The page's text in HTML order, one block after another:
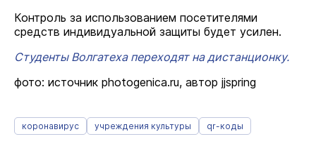
Контроль за использованием посетителями
средств индивидуальной защиты будет усилен.
Студенты Волгатеха переходят на дистанционку.
фото: источник photogenica.ru, автор jjspring
коронавирус учреждения культуры qr-коды